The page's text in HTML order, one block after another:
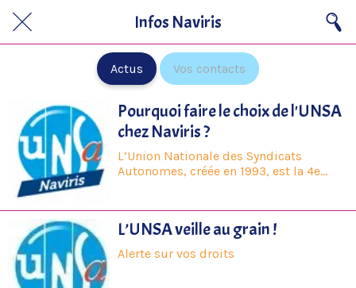
Infos Naviris
Actus Vos contacts
Pourquoi faire le choix de l'UNSA
chez Naviris ?
L’Union Nationale des Syndicats
Autonomes, créée en 1993, est la 4e
L’UNSA veille au grain !
Alerte sur vos droits